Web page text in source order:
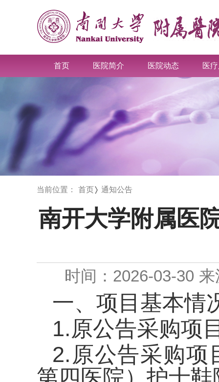
首页 医院简介 医院动态 医
当前位置： 首页 通知公告
南开大学附属医
时间：2026-03-30
一、项目基本情
1.原公告采购项
2.原公告采购项